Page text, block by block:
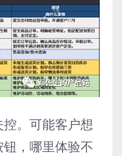
。可能客户想
，哪里体验不